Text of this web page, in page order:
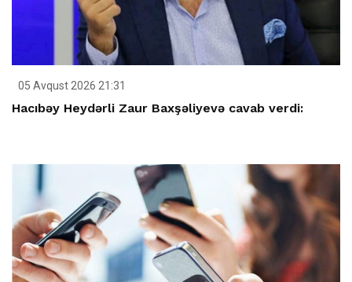
05 Avqust 2026 21:31
Hacıbəy Heydərli Zaur Baxşəliyevə cavab verdi: